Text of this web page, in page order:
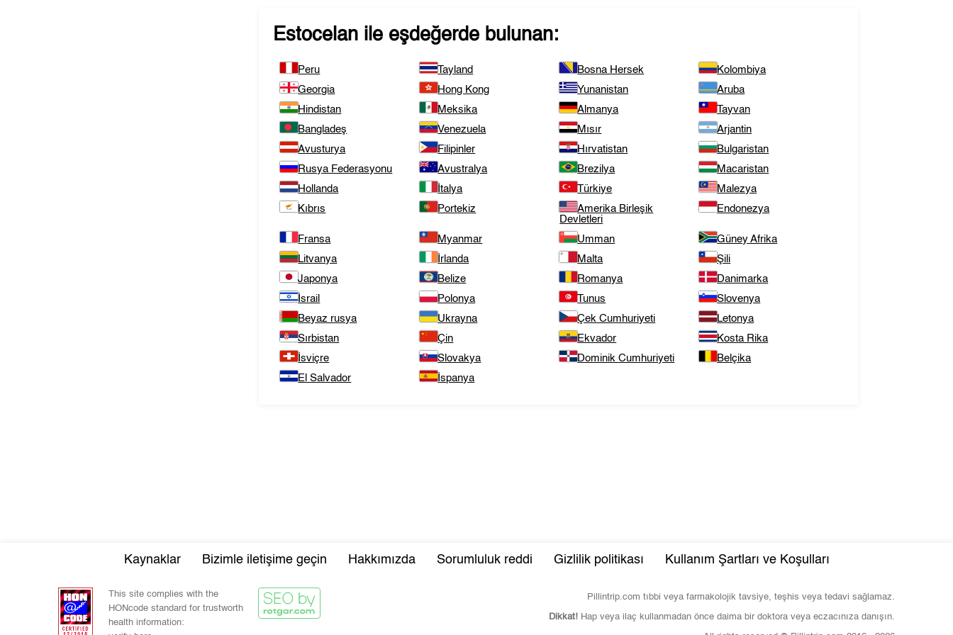
Estocelan ile eşdeğerde bulunan:
Peru Tayland Bosna Hersek
Kolombiya
Georgia
Hong Kong Yunanistan
Aruba
Hindistan
Meksika Almanya
Tayvan
Bangladeş
Venezuela Mısır
Arjantin
Avusturya
Filipinler Hırvatistan
Bulgaristan
Rusya Federasyonu
Avustralya Brezilya
Macaristan
Hollanda
İtalya Türkiye
Malezya
Kıbrıs
Portekiz
Amerika Birleşik
Devletleri
Endonezya
Fransa Myanmar Umman
Güney Afrika
Litvanya
İrlanda Malta
Şili
Japonya
Belize Romanya
Danimarka
İsrail
Polonya Tunus
Slovenya
Beyaz rusya
Ukrayna Çek Cumhuriyeti
Letonya
Sırbistan
Çin Ekvador
Kosta Rika
İsviçre
Slovakya Dominik Cumhuriyeti
Belçika
El Salvador
İspanya
Kaynaklar Bizimle iletişime geçin Hakkımızda Sorumluluk reddi Gizlilik politikası Kullanım Şartları ve Koşulları
This site complies with the
HONcode standard for trustworth
health information:
Pillintrip.com tıbbi veya farmakolojik tavsiye, teşhis veya tedavi sağlamaz.
Dikkat! Hap veya ilaç kullanmadan önce daima bir doktora veya eczacınıza danışın.